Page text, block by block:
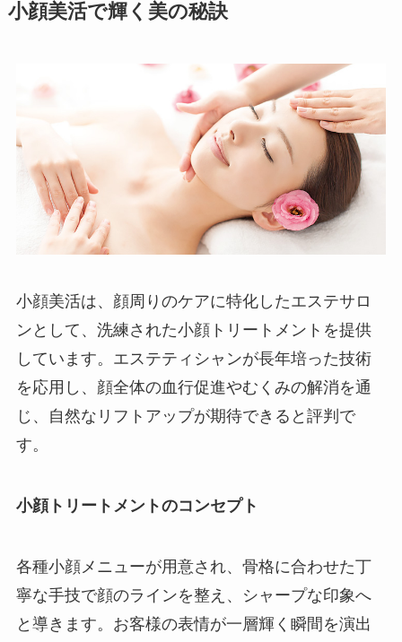
小顔美活で輝く美の秘訣
小顔美活は、顔周りのケアに特化したエステサロ
ンとして、洗練された小顔トリートメントを提供
しています。エステティシャンが長年培った技術
を応用し、顔全体の血行促進やむくみの解消を通
じ、自然なリフトアップが期待できると評判で
す。
小顔トリートメントのコンセプト
各種小顔メニューが用意され、骨格に合わせた丁
寧な手技で顔のラインを整え、シャープな印象へ
と導きます。お客様の表情が一層輝く瞬間を演出